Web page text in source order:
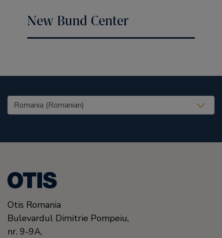
New Bund Center
United States (EN)
Otis Romania
Bulevardul Dimitrie Pompeiu,
nr. 9-9A,